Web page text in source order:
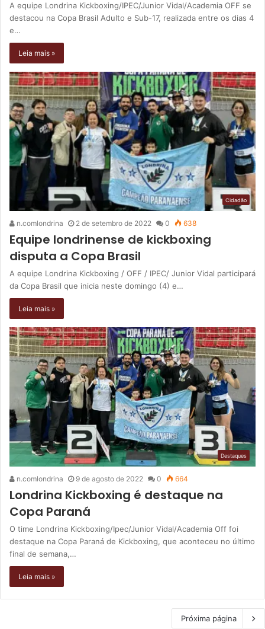
A equipe Londrina Kickboxing/IPEC/Junior Vidal/Academia OFF se
destacou na Copa Brasil Adulto e Sub-17, realizada entre os dias 4
e…
Leia mais »
Cidadão
n.comlondrina 2 de setembro de 2022 0 638
Equipe londrinense de kickboxing
disputa a Copa Brasil
A equipe Londrina Kickboxing / OFF / IPEC/ Junior Vidal participará
da Copa Brasil que inicia neste domingo (4) e…
Leia mais »
Destaques
n.comlondrina 9 de agosto de 2022 0 664
Londrina Kickboxing é destaque na
Copa Paraná
O time Londrina Kickboxing/Ipec/Junior Vidal/Academia Off foi
destaque na Copa Paraná de Kickboxing, que aconteceu no último
final de semana,…
Leia mais »
Próxima página